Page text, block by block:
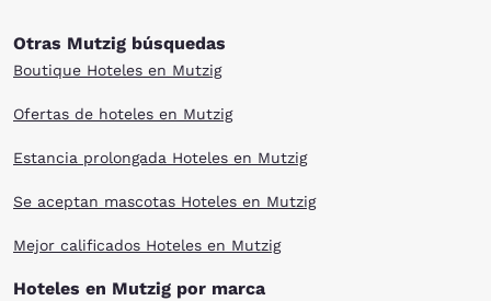
Otras Mutzig búsquedas
Boutique Hoteles en Mutzig
Ofertas de hoteles en Mutzig
Estancia prolongada Hoteles en Mutzig
Se aceptan mascotas Hoteles en Mutzig
Mejor calificados Hoteles en Mutzig
Hoteles en Mutzig por marca